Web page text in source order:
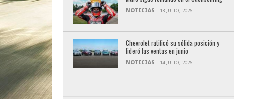
NOTICIAS 13 JULIO, 2026
Chevrolet ratificó su sólida posición y
lideró las ventas en junio
NOTICIAS 14 JULIO, 2026